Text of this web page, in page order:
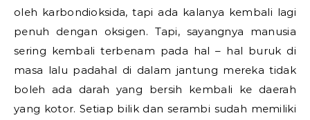
oleh karbondioksida, tapi ada kalanya kembali lagi
penuh dengan oksigen. Tapi, sayangnya manusia
sering kembali terbenam pada hal – hal buruk di
masa lalu padahal di dalam jantung mereka tidak
boleh ada darah yang bersih kembali ke daerah
yang kotor. Setiap bilik dan serambi sudah memiliki